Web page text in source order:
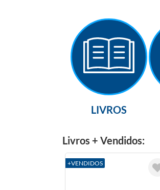
LIVROS
Livros + Vendidos:
+VENDIDOS